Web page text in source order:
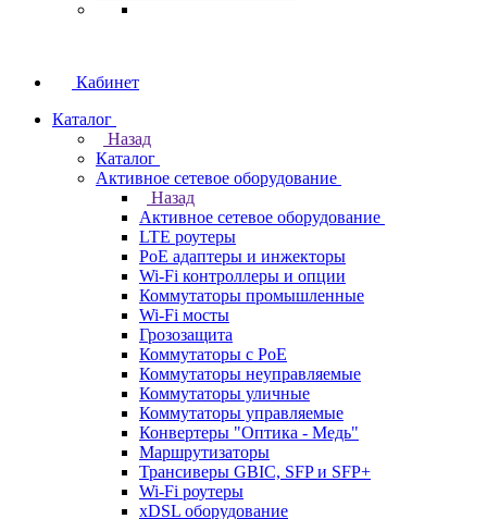
Кабинет
Каталог
Назад
Каталог
Активное сетевое оборудование
Назад
Активное сетевое оборудование
LTE роутеры
PoE адаптеры и инжекторы
Wi-Fi контроллеры и опции
Коммутаторы промышленные
Wi-Fi мосты
Грозозащита
Коммутаторы c PoE
Коммутаторы неуправляемые
Коммутаторы уличные
Коммутаторы управляемые
Конвертеры "Оптика - Медь"
Маршрутизаторы
Трансиверы GBIC, SFP и SFP+
Wi-Fi роутеры
xDSL оборудование